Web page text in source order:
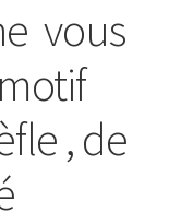
vous
, de